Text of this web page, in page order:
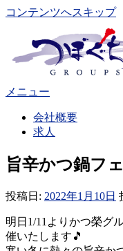
コンテンツへスキップ
メニュー
会社概要
求人
旨辛かつ鍋フ
投稿日: 2022年1月10日
明日1/11よりかつ榮グ
催いたします🎵